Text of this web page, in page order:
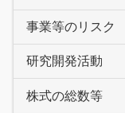
事業等のリスク
研究開発活動
株式の総数等